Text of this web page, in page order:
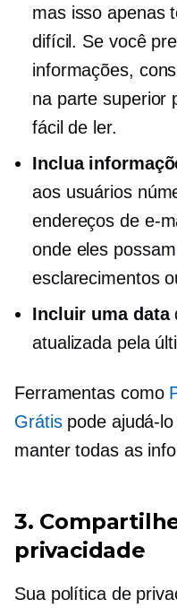
mas isso apenas
difícil. Se você
informações,
na parte superior
fácil de ler.
Inclua
aos usuários
endereços de e-
onde eles
esclarecimentos
Incluir uma data
atualizada pela
Ferramentas como
Grátispode ajudá-
manter todas as
3.
privacidade
Sua política de